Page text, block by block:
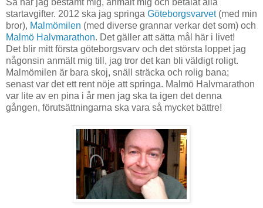
Så har jag bestämt mig, anmält mig och betalat alla
startavgifter. 2012 ska jag springa Göteborgsvarvet(med min
bror), Malmömilen (med diverse grannar verkar det som) och
Malmö Halvmarathon. Det gäller att sätta mål här i livet!
Det blir mitt första göteborgsvarv och det största loppet jag
någonsin anmält mig till, jag tror det kan bli väldigt roligt.
Malmömilen är bara skoj, snäll sträcka och rolig bana;
senast var det ett rent nöje att springa. Malmö Halvmarathon
var lite av en pina i år men jag ska ta igen det denna
gången, förutsättningarna ska vara så mycket bättre!